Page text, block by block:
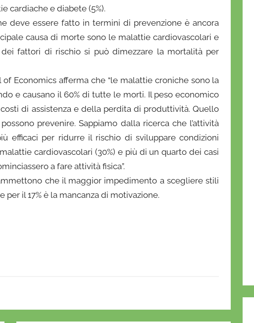
cardiache e diabete (5%).
deve essere fatto in termini di prevenzione è ancora
causa di morte sono le malattie cardiovascolari e
fattori di rischio si può dimezzare la mortalità per
Economics afferma che “le malattie croniche sono la
e causano il 60% di tutte le morti. Il peso economico
di assistenza e della perdita di produttività. Quello
prevenire. Sappiamo dalla ricerca che l’attività
efficaci per ridurre il rischio di sviluppare condizioni
cardiovascolari (30%) e più di un quarto dei casi
a fare attività fisica”.
che il maggior impedimento a scegliere stili
per il 17% è la mancanza di motivazione.